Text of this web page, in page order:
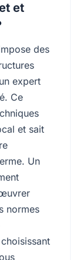
et
des
expert
Ce
et sait
Un
normes